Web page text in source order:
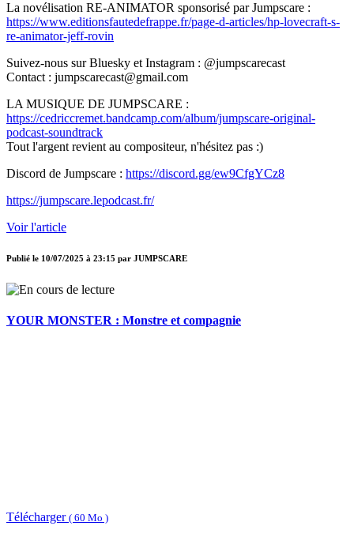
La novélisation RE-ANIMATOR sponsorisé par Jumpscare :
https://www.editionsfautedefrappe.fr/page-d-articles/hp-lovecraft-s-
re-animator-jeff-rovin
Suivez-nous sur Bluesky et Instagram : @jumpscarecast
Contact : jumpscarecast@gmail.com
LA MUSIQUE DE JUMPSCARE :
https://cedriccremet.bandcamp.com/album/jumpscare-original-
podcast-soundtrack
Tout l'argent revient au compositeur, n'hésitez pas :)
Discord de Jumpscare : https://discord.gg/ew9CfgYCz8
https://jumpscare.lepodcast.fr/
Voir l'article
Publié le 10/07/2025 à 23:15 par JUMPSCARE
YOUR MONSTER : Monstre et compagnie
Télécharger ( 60 Mo )